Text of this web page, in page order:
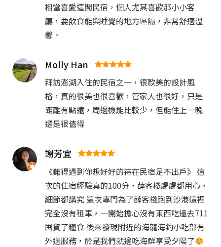
相當喜愛這間民宿，個人尤其喜歡那小小客
廳，要飲食能與睡覺的地方區隔，非常舒適溫
馨。
Molly Han
拜訪澎湖入住的民宿之一，很歐美的設計風
格，真的很美也很喜歡，管家人也很好，只是
距離有點遠，周邊機能比較少，但能住上一晚
還是很值得
謝芳宜
《難得遇到你想好好的待在民宿足不出戶》 這
次的住宿經驗真的100分，薛客棧處處都用心，
細節都講究 這次專門為了薛客棧跑到沙港這裡
完全沒有租車，一開始擔心沒有東西吃還去711
囤貨了糧食 後來發現附近的海龍海釣小吃部有
外送服務，於是我們就邊吃海鮮享受夕陽了